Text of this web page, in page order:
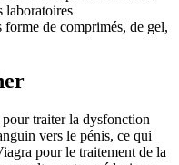
laboratoires
de comprimés, de gel,
traiter la dysfonction
vers le pénis, ce qui
pour le traitement de la